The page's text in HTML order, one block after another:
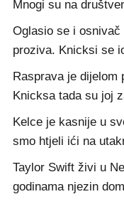
Mnogi su na
Oglasio se i
proziva. Knicksi se
Rasprava je dijelom
Knicksa tada su joj
Kelce je kasnije u
smo htjeli ići na
Taylor Swift živi u
godinama njezin